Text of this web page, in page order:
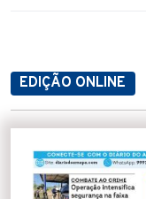
EDIÇÃO ONLINE